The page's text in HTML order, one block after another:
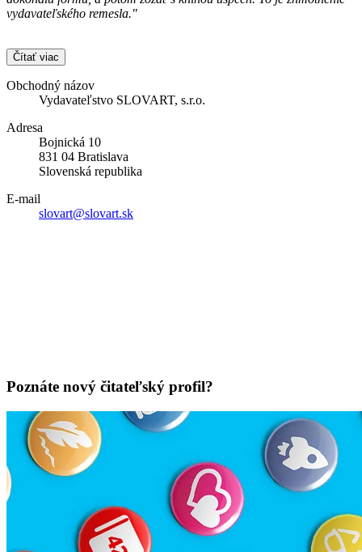
vydavateľského remesla."
Čítať viac
Obchodný názov
Vydavateľstvo SLOVART, s.r.o.
Adresa
Bojnická 10
831 04 Bratislava
Slovenská republika
E-mail
slovart@slovart.sk
Poznáte nový čitateľský profil?